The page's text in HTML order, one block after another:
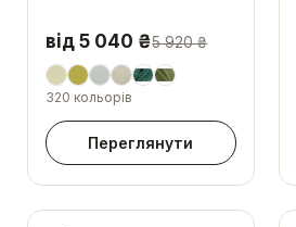
від 5 040 ₴5 920 ₴
320 кольорів
Переглянути